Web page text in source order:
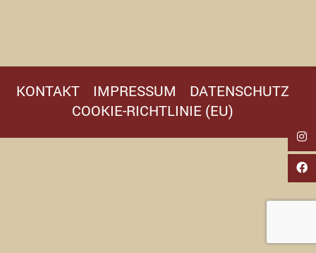
KONTAKT IMPRESSUM
DATENSCHUTZ
COOKIE-RICHTLINIE (EU)